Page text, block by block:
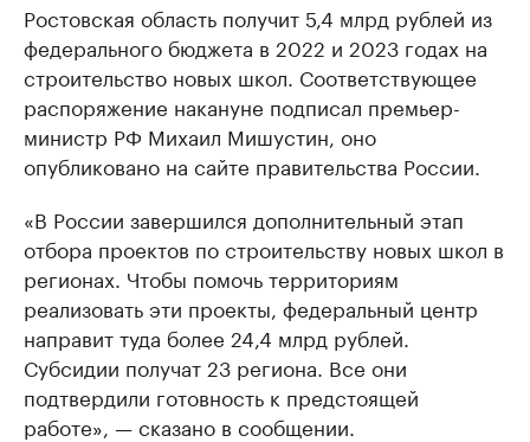
Ростовская область получит 5,4 млрд рублей из
федерального бюджета в 2022 и 2023 годах на
строительство новых школ. Соответствующее
распоряжение накануне подписал премьер-
министр РФ Михаил Мишустин, оно
опубликовано на сайте правительства России.
«В России завершился дополнительный этап
отбора проектов по строительству новых школ в
регионах. Чтобы помочь территориям
реализовать эти проекты, федеральный центр
направит туда более 24,4 млрд рублей.
Субсидии получат 23 региона. Все они
подтвердили готовность к предстоящей
работе», — сказано в сообщении.